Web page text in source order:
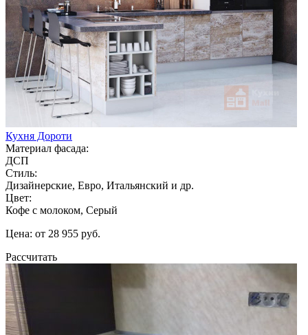
Кухня Дороти
Материал фасада:
ДСП
Стиль:
Дизайнерские, Евро, Итальянский и др.
Цвет:
Кофе с молоком, Серый
Цена: от 28 955 руб.
Рассчитать